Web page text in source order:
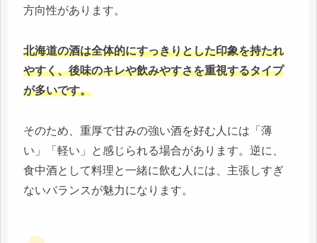
方向性があります。
北海道の酒は全体的にすっきりとした印象を持たれ
やすく、後味のキレや飲みやすさを重視するタイプ
が多いです。
そのため、重厚で甘みの強い酒を好む人には「薄
い」「軽い」と感じられる場合があります。逆に、
食中酒として料理と一緒に飲む人には、主張しすぎ
ないバランスが魅力になります。